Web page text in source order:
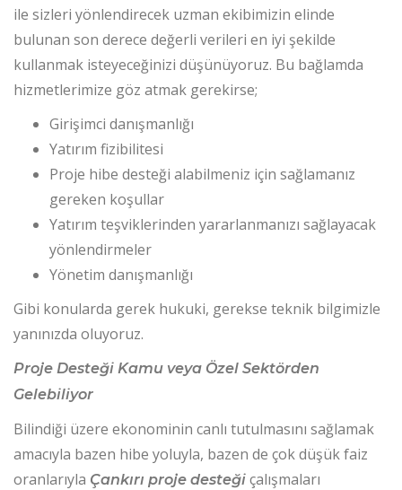
ile sizleri yönlendirecek uzman ekibimizin elinde
bulunan son derece değerli verileri en iyi şekilde
kullanmak isteyeceğinizi düşünüyoruz. Bu bağlamda
hizmetlerimize göz atmak gerekirse;
Girişimci danışmanlığı
Yatırım fizibilitesi
Proje hibe desteği alabilmeniz için sağlamanız
gereken koşullar
Yatırım teşviklerinden yararlanmanızı sağlayacak
yönlendirmeler
Yönetim danışmanlığı
Gibi konularda gerek hukuki, gerekse teknik bilgimizle
yanınızda oluyoruz.
Proje Desteği Kamu veya Özel Sektörden
Gelebiliyor
Bilindiği üzere ekonominin canlı tutulmasını sağlamak
amacıyla bazen hibe yoluyla, bazen de çok düşük faiz
oranlarıyla Çankırı proje desteği çalışmaları